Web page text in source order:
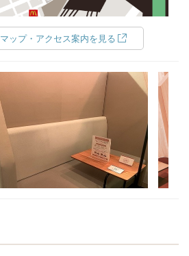
マップ・アクセス案内を見る